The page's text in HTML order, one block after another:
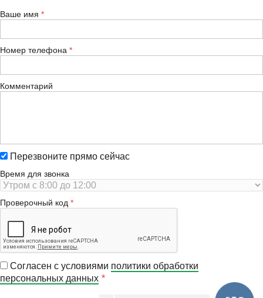
Ваше имя
Номер телефона
Комментарий
Перезвоните прямо сейчас
Время для звонка
Проверочный код
Согласен с условиями политики обработки
персональных данных